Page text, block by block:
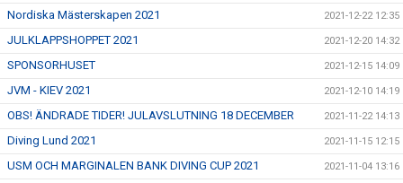
Nordiska Mästerskapen 2021 2021-12-22 12:35
JULKLAPPSHOPPET 2021 2021-12-20 14:32
SPONSORHUSET 2021-12-15 14:09
JVM - KIEV 2021 2021-12-10 14:19
OBS! ÄNDRADE TIDER! JULAVSLUTNING 18 DECEMBER 2021-11-22 14:13
Diving Lund 2021 2021-11-15 12:15
USM OCH MARGINALEN BANK DIVING CUP 2021 2021-11-04 13:16